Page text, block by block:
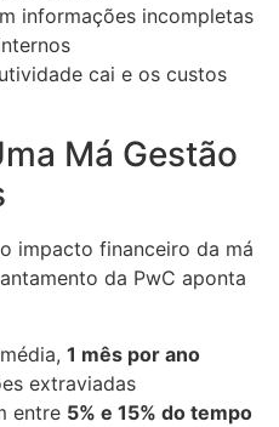
informações incompletas
cai e os custos
Má Gestão
impacto financeiro da má
da PwC aponta
1 mês por ano
extraviadas
entre 5% e 15% do tempo